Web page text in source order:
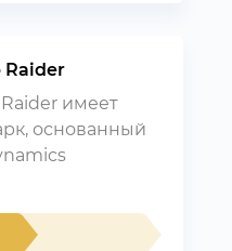
Raider
имеет
основанный